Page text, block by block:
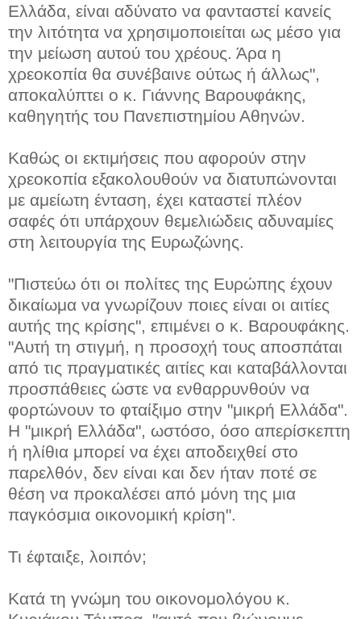
Ελλάδα, είναι αδύνατο να φανταστεί κανείς
την λιτότητα να χρησιμοποιείται ως μέσο για
την μείωση αυτού του χρέους. Άρα η
χρεοκοπία θα συνέβαινε ούτως ή άλλως",
αποκαλύπτει ο κ. Γιάννης Βαρουφάκης,
καθηγητής του Πανεπιστημίου Αθηνών.
Καθώς οι εκτιμήσεις που αφορούν στην
χρεοκοπία εξακολουθούν να διατυπώνονται
με αμείωτη ένταση, έχει καταστεί πλέον
σαφές ότι υπάρχουν θεμελιώδεις αδυναμίες
στη λειτουργία της Ευρωζώνης.
"Πιστεύω ότι οι πολίτες της Ευρώπης έχουν
δικαίωμα να γνωρίζουν ποιες είναι οι αιτίες
αυτής της κρίσης", επιμένει ο κ. Βαρουφάκης.
"Αυτή τη στιγμή, η προσοχή τους αποσπάται
από τις πραγματικές αιτίες και καταβάλλονται
προσπάθειες ώστε να ενθαρρυνθούν να
φορτώνουν το φταίξιμο στην "μικρή Ελλάδα".
Η "μικρή Ελλάδα", ωστόσο, όσο απερίσκεπτη
ή ηλίθια μπορεί να έχει αποδειχθεί στο
παρελθόν, δεν είναι και δεν ήταν ποτέ σε
θέση να προκαλέσει από μόνη της μια
παγκόσμια οικονομική κρίση".
Τι έφταιξε, λοιπόν;
Κατά τη γνώμη του οικονομολόγου κ.